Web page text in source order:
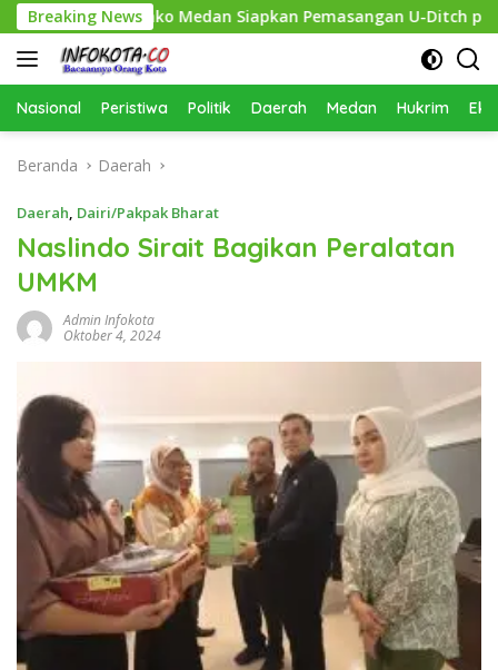
Langsung
ke
konten
Breaking News
Pemko Medan Siapkan Pemasangan U-Ditch pada 2027
Nasional Peristiwa Politik Daerah Medan Hukrim
Beranda Daerah
Daerah, Dairi/Pakpak Bharat
Naslindo Sirait Bagikan Peralatan
UMKM
Admin Infokota
Oktober 4, 2024